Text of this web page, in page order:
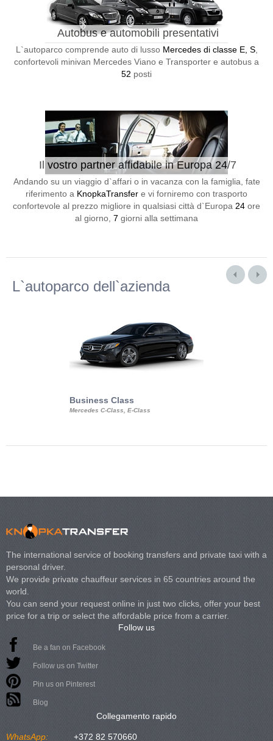
Autobus e automobili presentativi
L`autoparco comprende auto di lusso Mercedes di classe E, S,
confortevoli minivan Mercedes Viano e Transporter e autobus a
52 posti
Il vostro partner affidabile in Europa 24/7
Andando su un viaggio d`affari o in vacanza con la famiglia, fate
riferimento a KnopkaTransfer e vi forniremo con trasporto
confortevole al prezzo migliore in qualsiasi città d`Europa 24 ore
al giorno, 7 giorni alla settimana
L`autoparco dell`azienda
Business Class
Mercedes C-Class, E-Class
The international service of booking transfers and private taxi with a
personal driver.
We provide private chauffeur services in 65 countries around the
world.
You can send your request online in just two clicks, offer your best
price for a trip or select the affordable price from a carrier.
Follow us
Be a fan on Facebook
Follow us on Twitter
Pin us on Pinterest
Blog
Collegamento rapido
WhatsApp: +372 82 570660